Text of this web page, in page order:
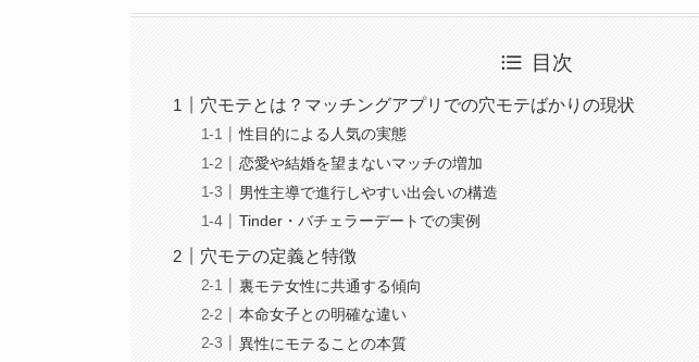
目次
穴モテとは？マッチングアプリでの穴モテばかりの現状
性目的による人気の実態
恋愛や結婚を望まないマッチの増加
男性主導で進行しやすい出会いの構造
Tinder・バチェラーデートでの実例
穴モテの定義と特徴
裏モテ女性に共通する傾向
本命女子との明確な違い
異性にモテることの本質